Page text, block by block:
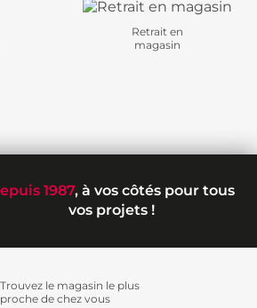
Retrait en
magasin
1987, à vos côtés pour tous
vos projets !
Trouvez le magasin le plus
proche de chez vous